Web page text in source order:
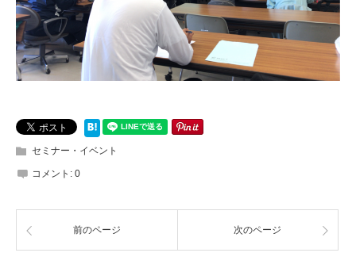
セミナー・イベント
コメント: 0
前のページ 次のページ